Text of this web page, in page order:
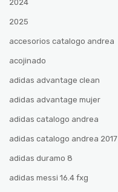
2024
2025
accesorios catalogo andrea
acojinado
adidas advantage clean
adidas advantage mujer
adidas catalogo andrea
adidas catalogo andrea 2017
adidas duramo 8
adidas messi 16.4 fxg